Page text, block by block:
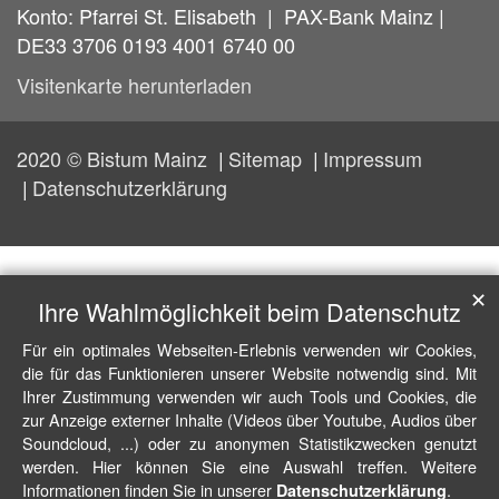
Konto: Pfarrei St. Elisabeth | PAX-Bank Mainz |
DE33 3706 0193 4001 6740 00
Visitenkarte herunterladen
2020 © Bistum Mainz Sitemap
Impressum
Datenschutzerklärung
Ihre Wahlmöglichkeit beim Datenschutz
Für ein optimales Webseiten-Erlebnis verwenden wir Cookies,
die für das Funktionieren unserer Website notwendig sind. Mit
Ihrer Zustimmung verwenden wir auch Tools und Cookies, die
zur Anzeige externer Inhalte (Videos über Youtube, Audios über
Soundcloud, ...) oder zu anonymen Statistikzwecken genutzt
werden. Hier können Sie eine Auswahl treffen. Weitere
Informationen finden Sie in unserer Datenschutzerklärung.
✕